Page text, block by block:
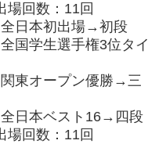
場回数：11回
日本初出場→初段
国学生選手権3位タイ
東オープン優勝→三
日本ベスト16→四段
場回数：11回